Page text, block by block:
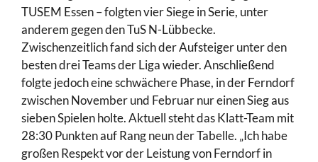
TUSEM Essen – folgten vier Siege in Serie, unter
anderem gegen den TuS N-Lübbecke.
Zwischenzeitlich fand sich der Aufsteiger unter den
besten drei Teams der Liga wieder. Anschließend
folgte jedoch eine schwächere Phase, in der Ferndorf
zwischen November und Februar nur einen Sieg aus
sieben Spielen holte. Aktuell steht das Klatt-Team mit
28:30 Punkten auf Rang neun der Tabelle. „Ich habe
großen Respekt vor der Leistung von Ferndorf in